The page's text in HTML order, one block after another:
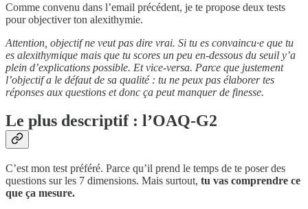
Comme convenu dans l’email précédent, je te propose deux tests
pour objectiver ton alexithymie.
Attention, objectif ne veut pas dire vrai. Si tu es convaincu·e que tu
es alexithymique mais que tu scores un peu en-dessous du seuil y’a
plein d’explications possible. Et vice-versa. Parce que justement
l’objectif a le défaut de sa qualité : tu ne peux pas élaborer tes
réponses aux questions et donc ça peut manquer de finesse.
Le plus descriptif : l’OAQ-G2
C’est mon test préféré. Parce qu’il prend le temps de te poser des
questions sur les 7 dimensions. Mais surtout, tu vas comprendre ce
que ça mesure.